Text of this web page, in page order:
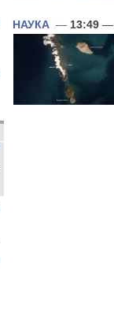
НАУКА — 13:49 —